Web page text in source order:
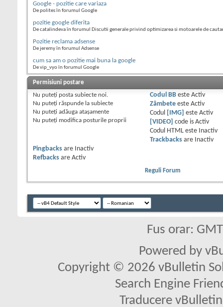
Google - pozitie care variaza
De polites în forumul Google
pozitie google diferita
De catalindeva în forumul Discutii generale privind optimizarea si motoarele de
Pozitie reclama adsense
De jeremy în forumul Adsense
cum sa am o pozitie mai buna la google
De vip_vyo în forumul Google
Permisiuni postare
Nu puteţi posta subiecte noi.
Nu puteţi răspunde la subiecte
Nu puteţi adăuga ataşamente
Nu puteţi modifica posturile proprii
Codul BBeste Activ
Zâmbeteeste Activ
Codul
[IMG] este Activ
[VIDEO]
code is Activ
Codul HTML este
Inactiv
Trackbacksare
Inactiv
Pingbacks are
Inactiv
Refbacks are Activ
Reguli Forum
Fus orar:
Powered by
Copyright © 2026 vBulletin
Search Engine
Traducere